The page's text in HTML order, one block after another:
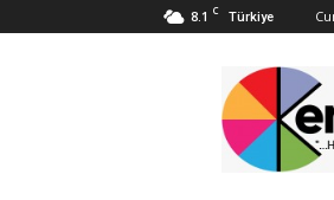
8.1 C Türkiye